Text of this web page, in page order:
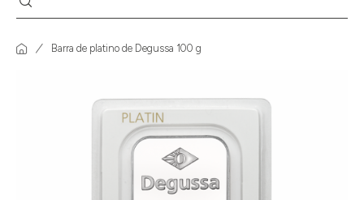
Barra de platino de Degussa 100 g